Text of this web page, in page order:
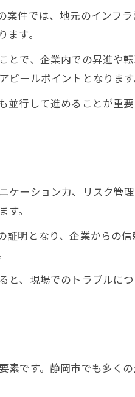
フバランスを重視した土木
験が活かされる瞬間
理技士が身につける現場対
験が収入増に直結する理由
アアップを実現する道筋
で目指すキャリアパス設計
ップに役立つ土木業界の知
件では、地元のインフ
す。
で、企業内での昇進や
ールポイントとなります
行して進めることが重
ーション力、リスク管
。
明となり、企業からの
、現場でのトラブルに
です。静岡市でも多く